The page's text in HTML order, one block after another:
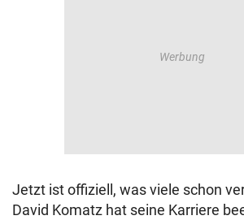
Jetzt ist offiziell, was viele schon
David Komatz hat seine Karriere